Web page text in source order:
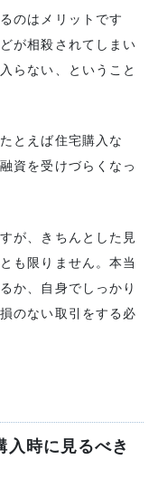
のはメリットです
が相殺されてしまい
らない、ということ
とえば住宅購入な
資を受けづらくなっ
が、きちんとした見
も限りません。本当
か、自身でしっかり
のない取引をする必
入時に見るべき